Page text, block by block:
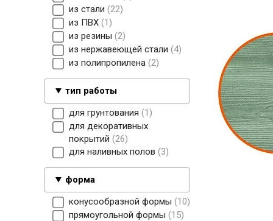
из стали 22
из ПВХ 1
из резины 2
из нержавеющей стали 4
из полипропилена 2
тип работы
для грунтования
1
для декоративных
покрытий 26
для наливных полов
3
форма
конусообразной формы
10
прямоугольной формы
15